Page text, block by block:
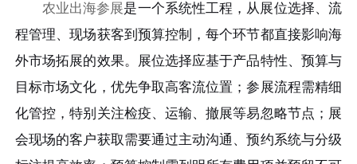
农业出海参展是一个系统性工程，从展位选择、流
程管理、现场获客到预算控制，每个环节都直接影响海
外市场拓展的效果。展位选择应基于产品特性、预算与
目标市场文化，优先争取高客流位置；参展流程需精细
化管控，特别关注检疫、运输、撤展等易忽略节点；展
会现场的客户获取需要通过主动沟通、预约系统与分级